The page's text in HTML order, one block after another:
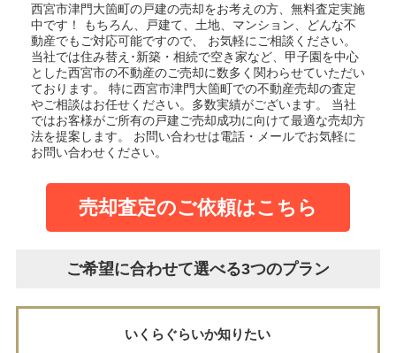
西宮市津門大箇町の戸建の売却をお考えの方、無料査定実施
中です！
もちろん、戸建て、土地、マンション、どんな不
動産でもご対応可能ですので、 お気軽にご相談ください。
当社では住み替え･新築・相続で空き家など、甲子園を中心
とした西宮市の不動産のご売却に数多く関わらせていただい
ております。
特に西宮市津門大箇町での不動産売却の査定
やご相談はお任せください。多数実績がございます。
当社
ではお客様がご所有の戸建ご売却成功に向けて最適な売却方
法を提案します。
お問い合わせは電話・メールでお気軽に
お問い合わせください。
売却査定のご依頼はこちら
ご希望に合わせて選べる3つのプラン
いくらぐらいか知りたい